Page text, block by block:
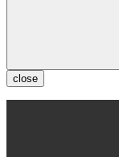
close